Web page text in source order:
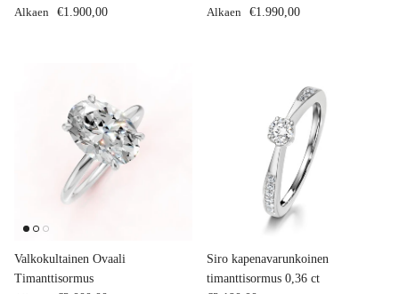
Normaalihinta
Alkaen €1.900,00
Normaalihinta
Alkaen €1.990,00
Valkokultainen Ovaali
Timanttisormus
Siro kapenavarunkoinen
timanttisormus 0,36 ct